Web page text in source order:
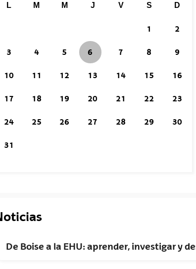
L M M J V S D
1 2
3 4 5
Hoy es
6 7 8 9
10 11 12 13 14 15 16
17 18 19 20 21 22 23
24 25 26 27 28 29 30
31
De Boise a la EHU: aprender, investigar y